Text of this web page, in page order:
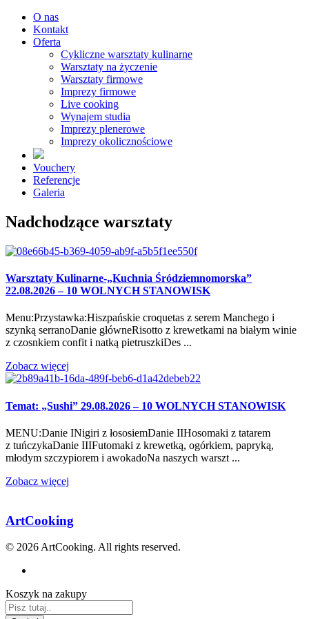
O nas
Kontakt
Oferta
Cykliczne warsztaty kulinarne
Warsztaty na życzenie
Warsztaty firmowe
Imprezy firmowe
Live cooking
Wynajem studia
Imprezy plenerowe
Imprezy okolicznościowe
Vouchery
Referencje
Galeria
Nadchodzące warsztaty
Warsztaty Kulinarne-„Kuchnia Śródziemnomorska”
22.08.2026 – 10 WOLNYCH STANOWISK
Menu:Przystawka:Hiszpańskie croquetas z serem Manchego i
szynką serranoDanie główneRisotto z krewetkami na białym winie
z czosnkiem confit i natką pietruszkiDes ...
Zobacz więcej
Temat: „Sushi” 29.08.2026 – 10 WOLNYCH STANOWISK
MENU:Danie INigiri z łososiemDanie IIHosomaki z tatarem
z tuńczykaDanie IIIFutomaki z krewetką, ogórkiem, papryką,
młodym szczypiorem i awokadoNa naszych warszt ...
Zobacz więcej
ArtCooking
© 2026 ArtCooking. All rights reserved.
Koszyk na zakupy